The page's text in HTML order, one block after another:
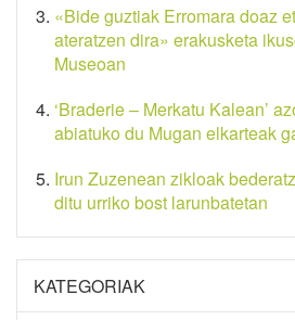
«Bide guztiak Erromara doaz
ateratzen dira» erakusketa
Museoan
‘Braderie – Merkatu Kalean’
abiatuko du Mugan elkarteak
Irun Zuzenean zikloak
ditu urriko bost larunbatetan
KATEGORIAK